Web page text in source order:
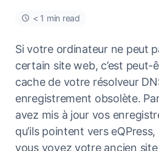
< 1 min read
Si votre ordinateur ne peut
certain site web, c’est peut-
cache de votre résolveur
enregistrement obsolète.
avez mis à jour vos
qu’ils pointent vers
vous voyez votre ancien site